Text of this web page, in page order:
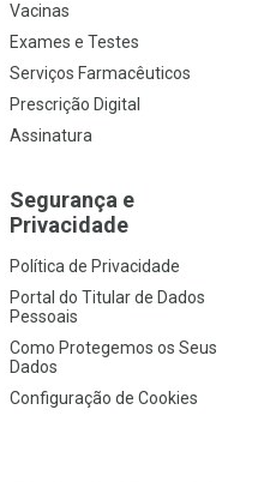
Vacinas
Exames e Testes
Serviços Farmacêuticos
Prescrição Digital
Assinatura
Segurança e
Privacidade
Política de Privacidade
Portal do Titular de Dados
Pessoais
Como Protegemos os Seus
Dados
Configuração de Cookies